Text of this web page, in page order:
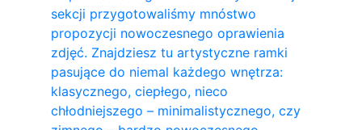
sekcji przygotowaliśmy mnóstwo
propozycji nowoczesnego oprawienia
zdjęć. Znajdziesz tu artystyczne ramki
pasujące do niemal każdego wnętrza:
klasycznego, ciepłego, nieco
chłodniejszego – minimalistycznego, czy